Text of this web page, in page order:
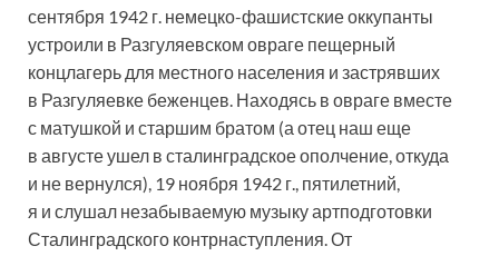
сентября 1942 г. немецко-фашистские оккупанты
устроили в Разгуляевском овраге пещерный
концлагерь для местного населения и застрявших
в Разгуляевке беженцев. Находясь в овраге вместе
с матушкой и старшим братом (а отец наш еще
в августе ушел в сталинградское ополчение, откуда
и не вернулся), 19 ноября 1942 г., пятилетний,
я и слушал незабываемую музыку артподготовки
Сталинградского контрнаступления. От